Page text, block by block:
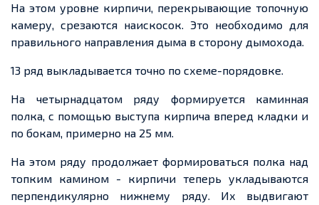
На этом уровне кирпичи, перекрывающие топочную
камеру, срезаются наискосок. Это необходимо для
правильного направления дыма в сторону дымохода.
13 ряд выкладывается точно по схеме-порядовке.
На четырнадцатом ряду формируется каминная
полка, с помощью выступа кирпича вперед кладки и
по бокам, примерно на 25 мм.
На этом ряду продолжает формироваться полка над
топким камином - кирпичи теперь укладываются
перпендикулярно нижнему ряду. Их выдвигают